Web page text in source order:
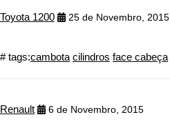
Toyota 1200 25 de Novembro, 2015
# tags:cambota cilindros face cabeça
Renault 6 de Novembro, 2015